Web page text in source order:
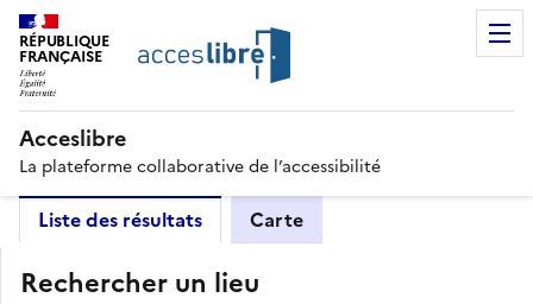
RÉPUBLIQUE
FRANÇAISE
Acceslibre
La plateforme collaborative de l’accessibilité
Liste des résultats Carte
Rechercher un lieu